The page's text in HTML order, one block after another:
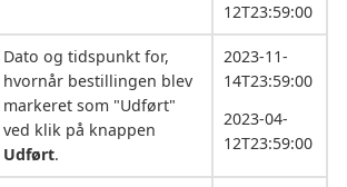
12T23:59:00
Dato og tidspunkt for,
hvornår bestillingen blev
markeret som "Udført"
ved klik på knappen
Udført.
2023-11-
14T23:59:00
2023-04-
12T23:59:00